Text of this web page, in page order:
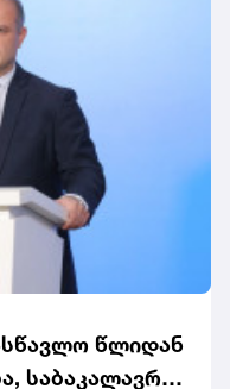
წლიდან
საბაკალავრო